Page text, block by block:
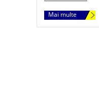
Mai multe